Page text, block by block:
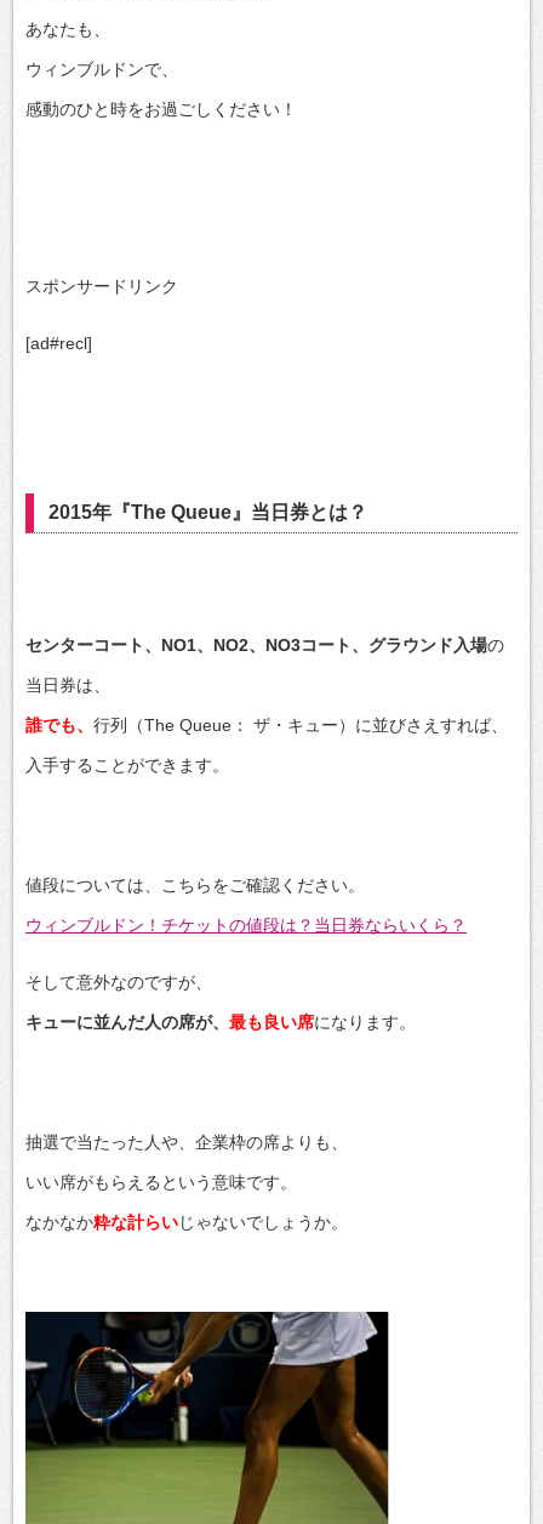
あなたも、
ウィンブルドンで、
感動のひと時をお過ごしください！
スポンサードリンク
[ad#recl]
2015年『The Queue』当日券とは？
センターコート、NO1、NO2、NO3コート、グラウンド入場の
当日券は、
誰でも、 行列（The Queue： ザ・キュー）に並びさえすれば、
入手することができます。
値段については、こちらをご確認ください。
ウィンブルドン！チケットの値段は？当日券ならいくら？
そして意外なのですが、
キューに並んだ人の席が、 最も良い席になります。
抽選で当たった人や、企業枠の席よりも、
いい席がもらえるという意味です。
なかなか粋な計らいじゃないでしょうか。